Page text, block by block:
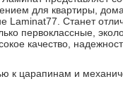
для квартиры, дома
Laminat77. Станет
первоклассные,
качество,
к царапинам и